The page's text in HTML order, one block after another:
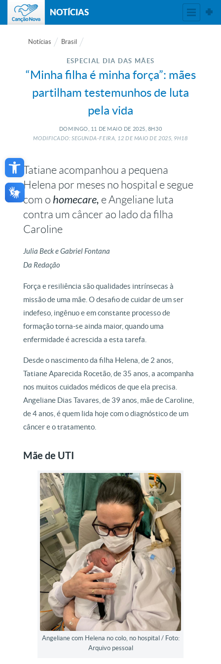
Open toolbar
NOTÍCIAS
Notícias Brasil
ESPECIAL DIA DAS MÃES
“Minha filha é minha força”: mães
partilham testemunhos de luta
pela vida
DOMINGO, 11 DE MAIO DE 2025, 8H30
MODIFICADO: SEGUNDA-FEIRA, 12 DE MAIO DE2025, 9H18
Tatiane acompanhou a pequena
Helena por meses no hospital e segue
com o homecare, e Angeliane luta
contra um câncer ao lado da filha
Caroline
Julia Beck e Gabriel Fontana
Da Redação
Força e resiliência são qualidades intrínsecas à
missão de uma mãe. O desafio de cuidar de um ser
indefeso, ingênuo e em constante processo de
formação torna-se ainda maior, quando uma
enfermidade é acrescida a esta tarefa.
Desde o nascimento da filha Helena, de 2 anos,
Tatiane Aparecida Rocetão, de 35 anos, a acompanha
nos muitos cuidados médicos de que ela precisa.
Angeliane Dias Tavares, de 39 anos, mãe de Caroline,
de 4 anos, é quem lida hoje com o diagnóstico de um
câncer e o tratamento.
Mãe de UTI
Angeliane com Helena no colo, no hospital / Foto:
Arquivo pessoal